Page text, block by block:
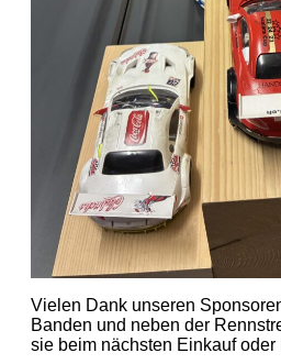
Vielen Dank unseren
Banden und neben der
sie beim nächsten Einkauf oder